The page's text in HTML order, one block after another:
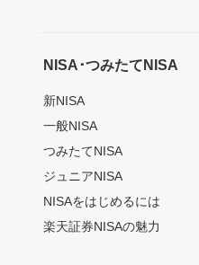
NISA･つみたてNISA
新NISA
一般NISA
つみたてNISA
ジュニアNISA
NISAをはじめるには
楽天証券NISAの魅力